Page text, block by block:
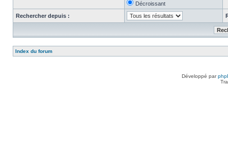
Décroissant
Rechercher depuis :
Index du forum
Développé par